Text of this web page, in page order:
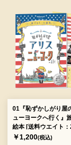
01『恥ずかしがり屋
ューヨークへ行く』
絵本 [送料ウエイト：
￥1,200(税込)